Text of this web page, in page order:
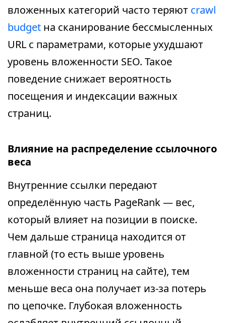
вложенных категорий часто теряют crawl
budget на сканирование бессмысленных
URL с параметрами, которые ухудшают
уровень вложенности SEO. Такое
поведение снижает вероятность
посещения и индексации важных
страниц.
Влияние на распределение ссылочного
веса
Внутренние ссылки передают
определённую часть PageRank — вес,
который влияет на позиции в поиске.
Чем дальше страница находится от
главной (то есть выше уровень
вложенности страниц на сайте), тем
меньше веса она получает из-за потерь
по цепочке. Глубокая вложенность